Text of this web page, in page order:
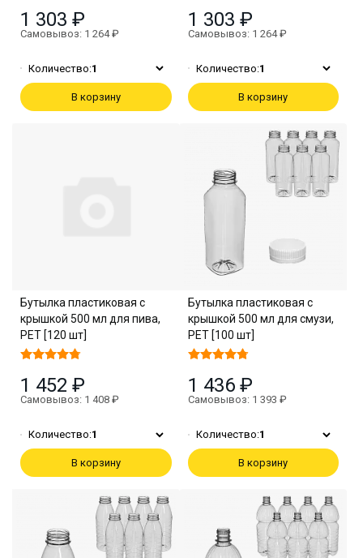
1 303 ₽
Самовывоз: 1 264 ₽
Количество:1
В корзину
1 303 ₽
Самовывоз: 1 264 ₽
Количество:1
В корзину
Бутылка пластиковая с
крышкой 500 мл для пива,
PET [120 шт]
1 452 ₽
Самовывоз: 1 408 ₽
Количество:1
В корзину
Бутылка пластиковая с
крышкой 500 мл для смузи,
PET [100 шт]
1 436 ₽
Самовывоз: 1 393 ₽
Количество:1
В корзину